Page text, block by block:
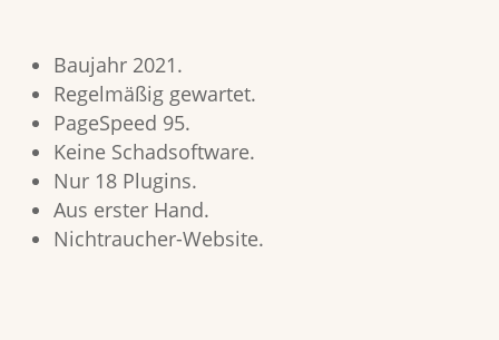
Baujahr 2021.
Regelmäßig gewartet.
PageSpeed 95.
Keine Schadsoftware.
Nur 18 Plugins.
Aus erster Hand.
Nichtraucher-Website.